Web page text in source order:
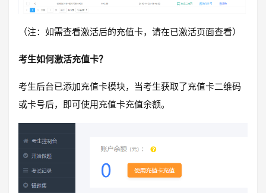
（注：如需查看激活后的充值卡，请在已激活页面查看）
考生如何激活充值卡？
考生后台已添加充值卡模块，当考生获取了充值卡二维码
或卡号后，即可使用充值卡充值余额。